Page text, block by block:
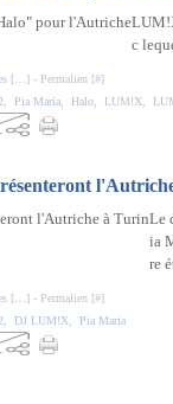
c
[ ] - Permalien [#]
Pia Maria Halo LUM!X
Le
ia
re
[ ] - Permalien [#]
DJ LUM!X Pia Maria